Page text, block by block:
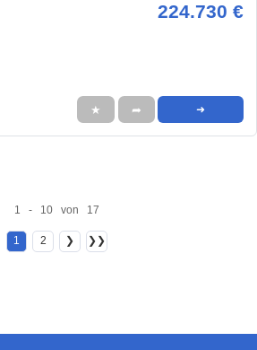
224.730 €
★ ➦ ➜
1 - 10 von 17
1 2 ❯ ❯❯